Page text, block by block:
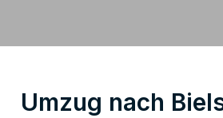
Umzug nach